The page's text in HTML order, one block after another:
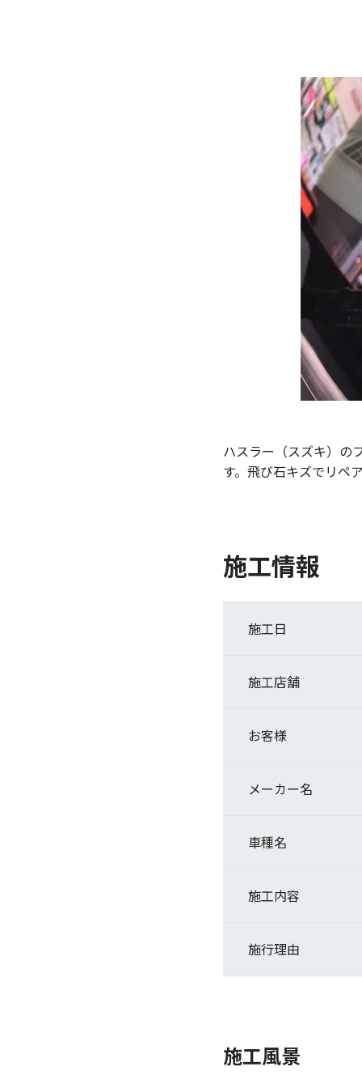
ハスラー（スズキ）の
す。飛び石キズでリペ
施工情報
施工日
施工店舗
お客様
メーカー名
車種名
施工内容
施行理由
施工風景